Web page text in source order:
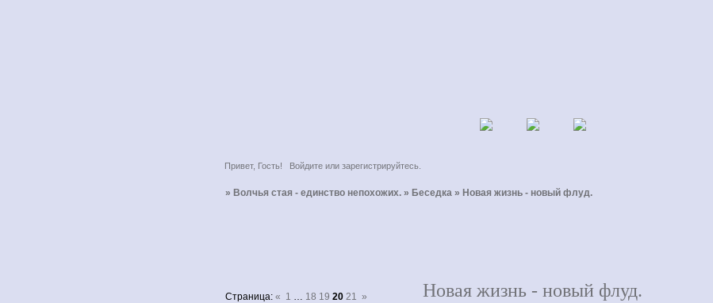
Привет, Гость! Войдитеили зарегистрируйтесь.
» Волчья стая - единство непохожих. » Беседка » Новая жизнь - новый флуд.
Новая жизнь - новый флуд.
Страница:« 1 18 19 20 21 »